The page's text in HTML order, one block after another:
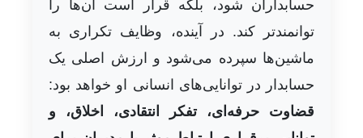
حسابداران شود، بلکه قرار است آن‌ها را
توانمندتر کند. در آینده، وظایف تکراری به
ماشین‌ها سپرده می‌شود و ارزش اصلی یک
حسابدار در توانایی‌های انسانی او خواهد بود:
قضاوت حرفه‌ای، تفکر انتقادی، اخلاق، و